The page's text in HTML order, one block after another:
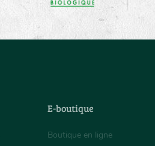
E-boutique
Boutique en ligne